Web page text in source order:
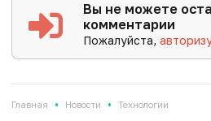
Вы не можете
комментарии
Пожалуйста,
Главная • Новости • Технологии